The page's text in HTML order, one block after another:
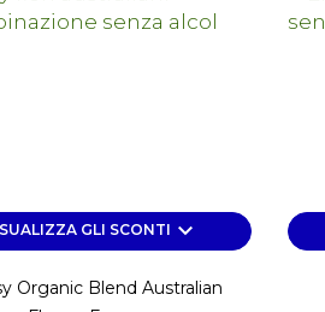
GLI SCONTI keyboard_arrow_down
Organic Blend Australian